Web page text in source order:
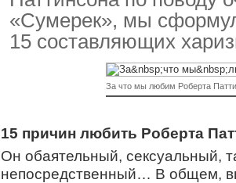
«Сумерек», мы
15 составляющих
За что мы любим Роберта
15 причин любить Роберта
Он обаятельный, сексуальный,
непосредственный… В общем,